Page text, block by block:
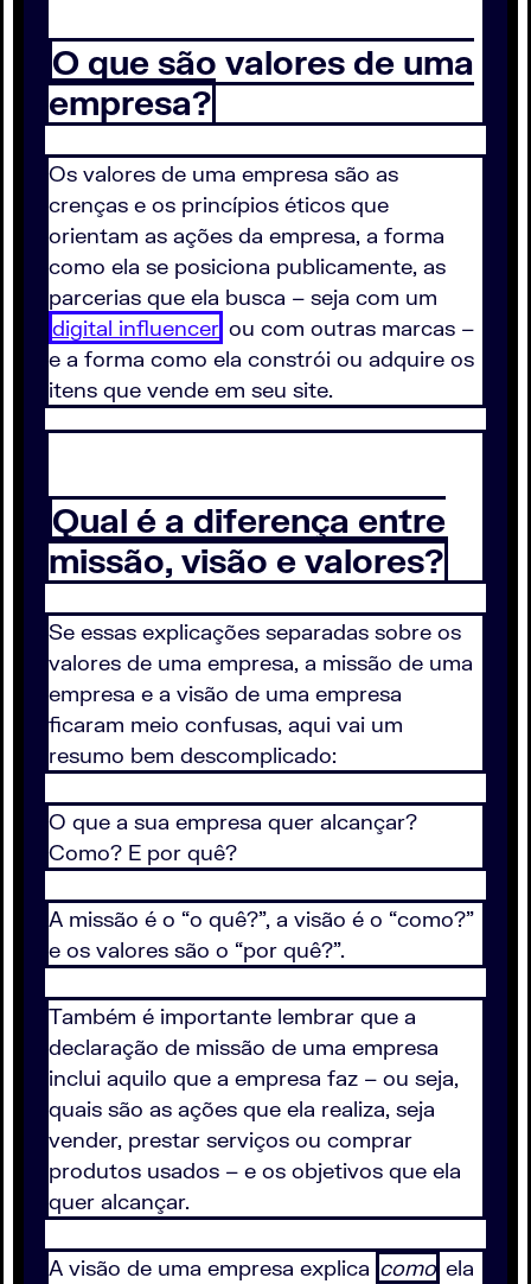
O que são valores de uma
empresa?
Os valores de uma empresa são as
crenças e os princípios éticos que
orientam as ações da empresa, a forma
como ela se posiciona publicamente, as
parcerias que ela busca – seja com um
digital influencer ou com outras marcas –
e a forma como ela constrói ou adquire os
itens que vende em seu site.
Qual é a diferença entre
missão, visão e valores?
Se essas explicações separadas sobre os
valores de uma empresa, a missão de uma
empresa e a visão de uma empresa
ficaram meio confusas, aqui vai um
resumo bem descomplicado:
O que a sua empresa quer alcançar?
Como? E por quê?
A missão é o “o quê?”, a visão é o “como?”
e os valores são o “por quê?”.
Também é importante lembrar que a
declaração de missão de uma empresa
inclui aquilo que a empresa faz – ou seja,
quais são as ações que ela realiza, seja
vender, prestar serviços ou comprar
produtos usados – e os objetivos que ela
quer alcançar.
A visão de uma empresa explica como ela